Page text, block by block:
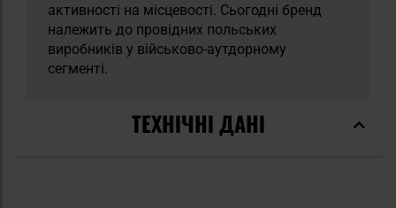
активності на місцевості. Сьогодні бренд
належить до провідних польських
виробників у військово-аутдорному
сегменті.
ТЕХНІЧНІ ДАНІ